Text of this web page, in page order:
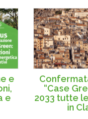
e
e
“Case
2033 tutte
in